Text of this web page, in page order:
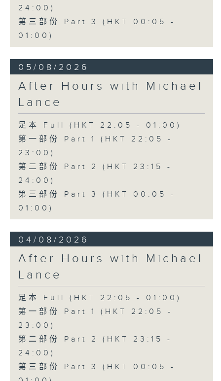
24:00)
第三部份 Part 3 (HKT 00:05 -
01:00)
05/08/2026
After Hours with Michael
Lance
足本 Full (HKT 22:05 - 01:00)
第一部份 Part 1 (HKT 22:05 -
23:00)
第二部份 Part 2 (HKT 23:15 -
24:00)
第三部份 Part 3 (HKT 00:05 -
01:00)
04/08/2026
After Hours with Michael
Lance
足本 Full (HKT 22:05 - 01:00)
第一部份 Part 1 (HKT 22:05 -
23:00)
第二部份 Part 2 (HKT 23:15 -
24:00)
第三部份 Part 3 (HKT 00:05 -